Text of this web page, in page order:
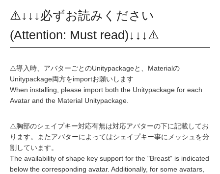
⚠️↓↓↓必ずお読みください
(Attention: Must read)↓↓↓⚠️
⚠️導入時、アバターごとのUnitypackageと、Materialの
Unitypackage両方をimportお願いします
When installing, please import both the Unitypackage for each
Avatar and the Material Unitypackage.
⚠️胸部のシェイプキー対応有無は対応アバターの下に記載してお
ります。またアバターによってはシェイプキー事にメッシュを分
割しています。
The availability of shape key support for the "Breast” is indicated
below the corresponding avatar. Additionally, for some avatars,